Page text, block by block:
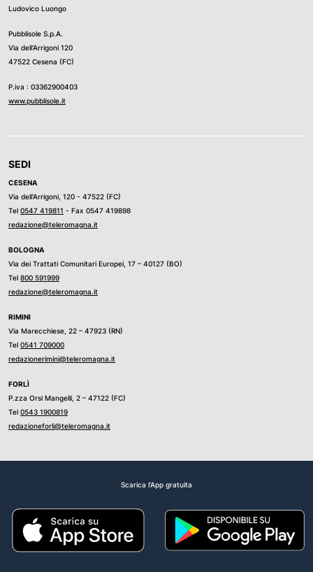
Ludovico Luongo
Pubblisole S.p.A.
Via dell’Arrigoni 120
47522 Cesena (FC)
P.iva : 03362900403
www.pubblisole.it
SEDI
CESENA
Via dell’Arrigoni, 120 - 47522 (FC)
Tel 0547 419811 - Fax 0547 419898
redazione@teleromagna.it
BOLOGNA
Via dei Trattati Comunitari Europei, 17 – 40127 (BO)
Tel 800 591999
redazione@teleromagna.it
RIMINI
Via Marecchiese, 22 – 47923 (RN)
Tel 0541 709000
redazionerimini@teleromagna.it
FORLÌ
P.zza Orsi Mangelli, 2 – 47122 (FC)
Tel 0543 1900819
redazioneforli@teleromagna.it
Scarica l'App gratuita